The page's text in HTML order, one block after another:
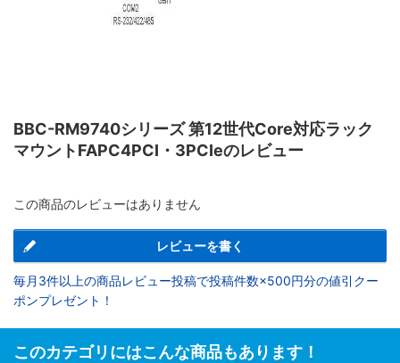
BBC-RM9740シリーズ 第12世代Core対応ラック
マウントFAPC4PCI・3PCIeのレビュー
この商品のレビューはありません
レビューを書く
毎月3件以上の商品レビュー投稿で投稿件数×500円分の値引クー
ポンプレゼント！
このカテゴリにはこんな商品もあります！